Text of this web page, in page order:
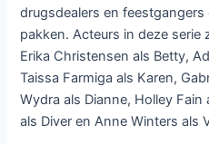
drugsdealers en
pakken. Acteurs in deze serie
Erika Christensen als Betty,
Taissa Farmiga als Karen,
Wydra als Dianne, Holley
als Diver en Anne Winters als